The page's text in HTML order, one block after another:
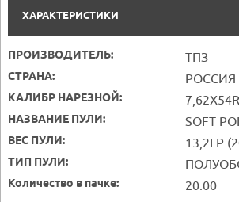
ХАРАКТЕРИСТИКИ
ПРОИЗВОДИТЕЛЬ: ТПЗ
СТРАНА: РОССИЯ
КАЛИБР НАРЕЗНОЙ: 7,62X54R
НАЗВАНИЕ ПУЛИ: SOFT
ВЕС ПУЛИ: 13,2ГР
ТИП ПУЛИ:
Количество в пачке: 20.00